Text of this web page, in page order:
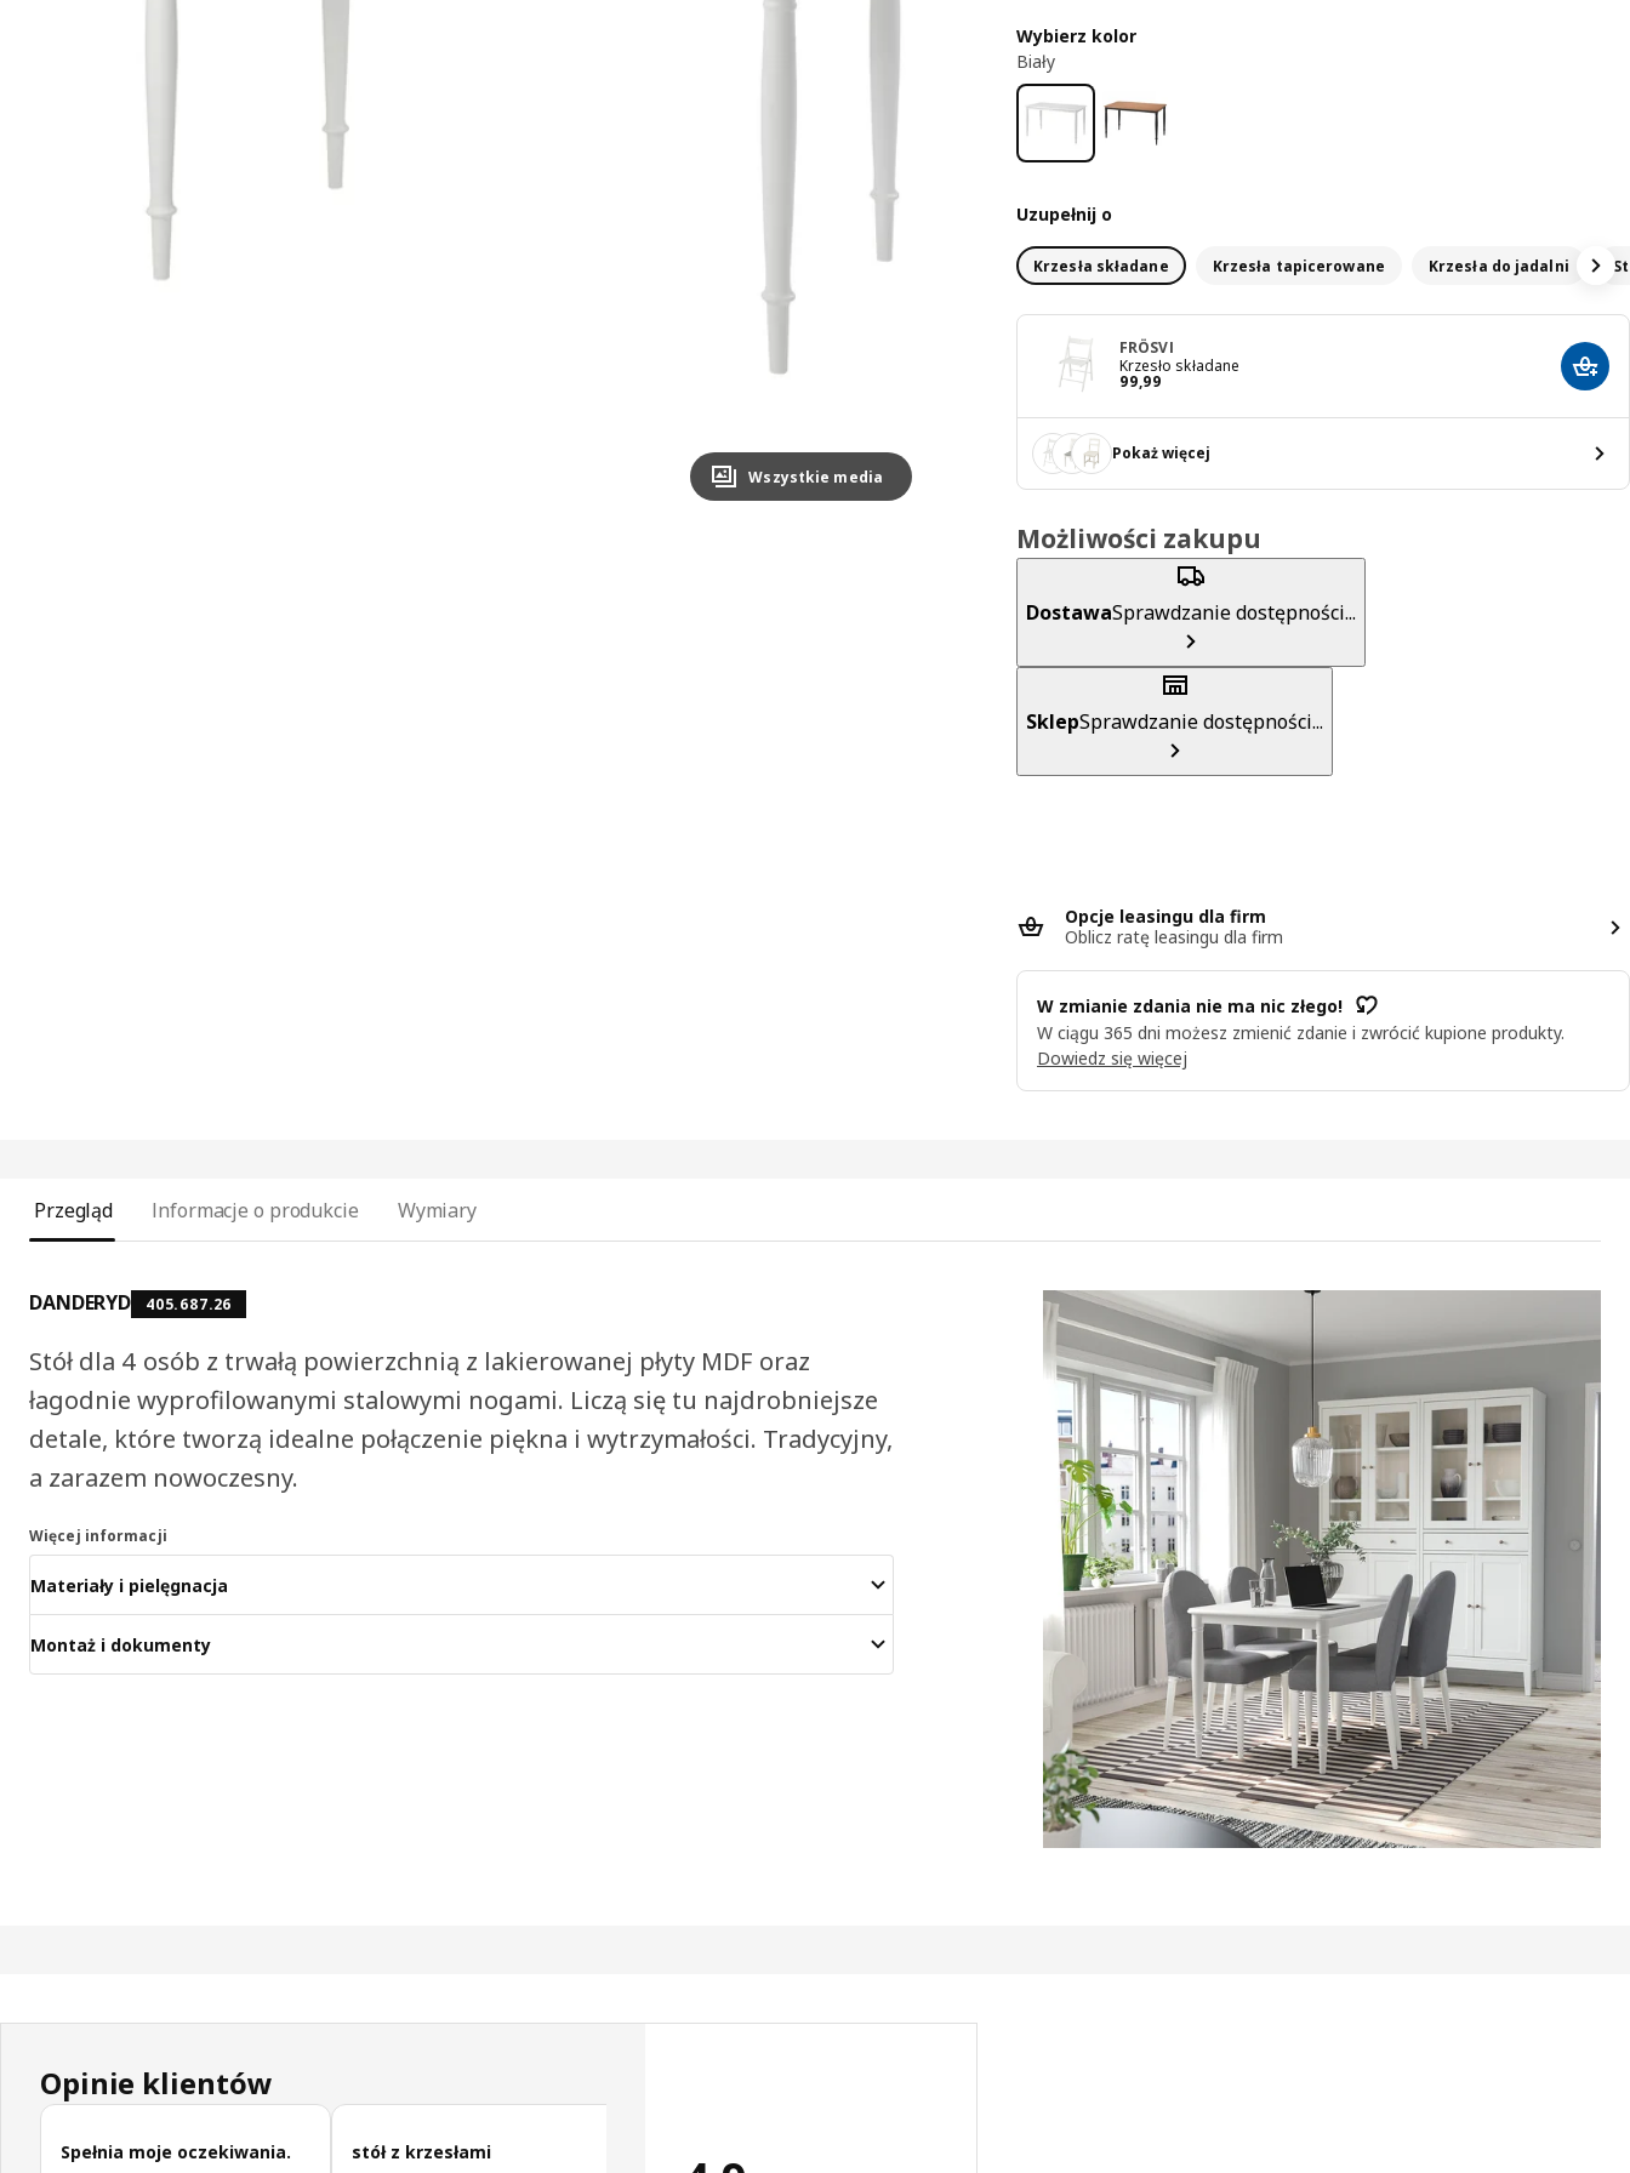
Image zoomed out, normal view
Wszystkie media
Wybierz kolor
Biały
Uzupełnij o
Krzesła składane Krzesła tapicerowane Krzesła do jadalni
FRÖSVI
Krzesło składane
99,99
Cena 99,99
Pokaż więcej
Możliwości zakupu
DostawaSprawdzanie dostępności...
SklepSprawdzanie dostępności...
Opcje leasingu dla firm
Oblicz ratę leasingu dla firm
W zmianie zdania nie ma nic złego!
W ciągu 365 dni możesz zmienić zdanie i zwrócić kupione produkty.
Dowiedz się więcej
Przegląd Informacje o produkcie Wymiary
DANDERYD 405.687.26
Stół dla 4 osób z trwałą powierzchnią z lakierowanej płyty MDF oraz
łagodnie wyprofilowanymi stalowymi nogami. Liczą się tu najdrobniejsze
detale, które tworzą idealne połączenie piękna i wytrzymałości. Tradycyjny,
a zarazem nowoczesny.
Więcej informacji
Materiały i pielęgnacja
Montaż i dokumenty
Opinie klientów
Pomiń opinie klientów
Spełnia moje oczekiwania.
stół z krzesłami